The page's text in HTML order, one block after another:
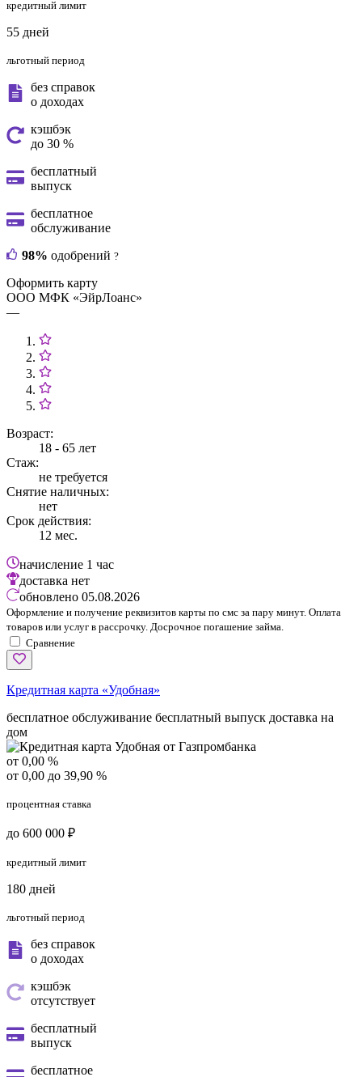
кредитный лимит
55 дней
льготный период
без справок
о доходах
кэшбэк
до 30 %
бесплатный
выпуск
бесплатное
обслуживание
98% одобрений ?
Оформить карту
ООО МФК «ЭйрЛоанс»
—
Возраст:
18 - 65 лет
Стаж:
не требуется
Снятие наличных:
нет
Срок действия:
12 мес.
начисление 1 час
доставка нет
обновлено 05.08.2026
Оформление и получение реквизитов карты по смс за пару минут. Оплата
товаров или услуг в рассрочку. Досрочное погашение займа.
Сравнение
Кредитная карта «Удобная»
бесплатное обслуживание бесплатный выпуск доставка на
дом
от 0,00 %
от 0,00 до 39,90 %
процентная ставка
до 600 000 ₽
кредитный лимит
180 дней
льготный период
без справок
о доходах
кэшбэк
отсутствует
бесплатный
выпуск
бесплатное